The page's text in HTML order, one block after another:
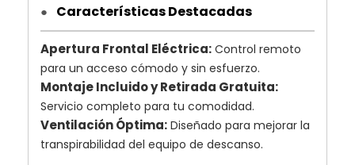
● Características Destacadas
Apertura Frontal Eléctrica: Control remoto
para un acceso cómodo y sin esfuerzo.
Montaje Incluido y Retirada Gratuita:
Servicio completo para tu comodidad.
Ventilación Óptima: Diseñado para mejorar la
transpirabilidad del equipo de descanso.